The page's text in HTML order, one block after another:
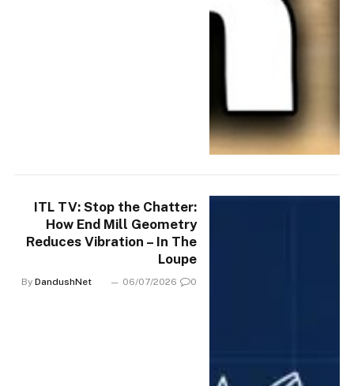
ITL TV: Stop the Chatter:
How End Mill Geometry
Reduces Vibration – In The
Loupe
By DandushNet 06/07/2026 0